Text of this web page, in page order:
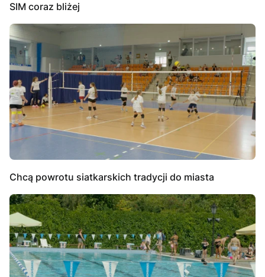
SIM coraz bliżej
Chcą powrotu siatkarskich tradycji do miasta